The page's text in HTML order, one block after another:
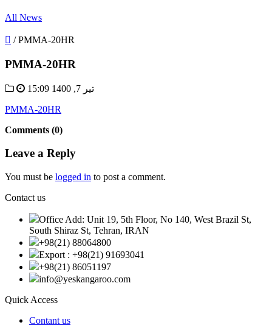
All News
/PMMA-20HR
PMMA-20HR
تیر 7, 1400 15:09
PMMA-20HR
Comments (0)
Leave a Reply
You must be logged in to post a comment.
Contact us
Office Add: Unit 19, 5th Floor, No 140, West Brazil St,
South Shiraz St, Tehran, IRAN
+98(21) 88064800
Export : +98(21) 91693041
+98(21) 86051197
info@yeskangaroo.com
Quick Access
Contant us